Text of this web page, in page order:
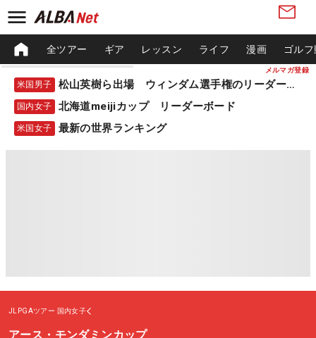
メルマガ登録
全ツアー ギア レッスン ライフ 漫画 ゴル
米国男子 松山英樹ら出場 ウィンダム選手権のリーダーボード
国内女子 北海道meijiカップ リーダーボード
米国女子 最新の世界ランキング
JLPGAツアー 国内女子
アース・モンダミンカップ